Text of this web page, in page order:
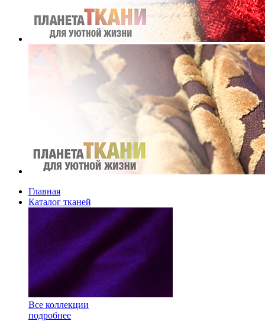
Главная
Каталог тканей
Все коллекции
подробнее